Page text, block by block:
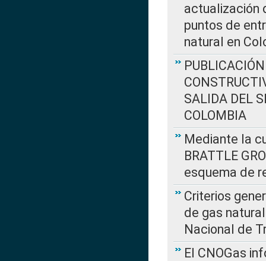
actualización
puntos de
natural en
SALIDA DEL
COLOMBIA
Mediante la
BRATTLE
esquema de
Criterios
de gas
Nacional de
El CNOGas